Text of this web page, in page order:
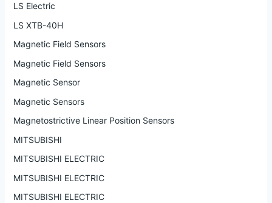
LS Electric
LS XTB-40H
Magnetic Field Sensors
Magnetic Field Sensors
Magnetic Sensor
Magnetic Sensors
Magnetostrictive Linear Position Sensors
MITSUBISHI
MITSUBISHI ELECTRIC
MITSUBISHI ELECTRIC
MITSUBISHI ELECTRIC